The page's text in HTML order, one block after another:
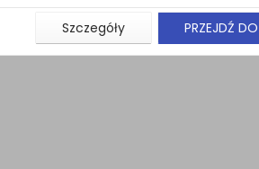
aby umożliwić
prawidłowe działanie naszej
zamówienia na
Szczegóły PRZEJDŹ